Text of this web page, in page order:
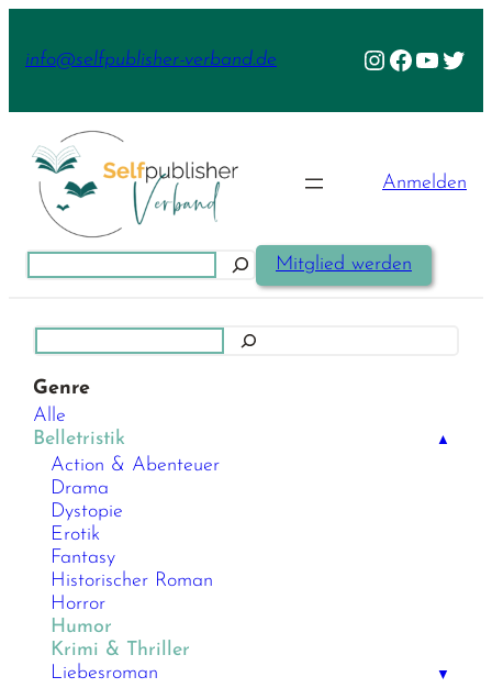
Inhalt
info@selfpublisher-verband.de Instagram
Facebook
Anmelden
Mitglied werden
Genre
Alle
Belletristik
▲
Action & Abenteuer
Drama
Dystopie
Erotik
Fantasy
Historischer Roman
Horror
Humor
Krimi & Thriller
Liebesroman
▼